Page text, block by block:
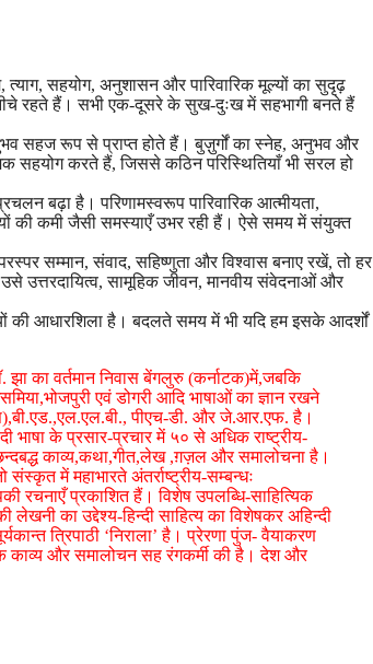
सहयोग, अनुशासन और पारिवारिक मूल्यों का सुदृढ़
नीचे रहते हैं। सभी एक-दूसरे के सुख-दुःख में सहभागी बनते हैं
सहज रूप से प्राप्त होते हैं। बुज़ुर्गों का स्नेह, अनुभव और
सहयोग करते हैं, जिससे कठिन परिस्थितियाँ भी सरल हो
बढ़ा है। परिणामस्वरूप पारिवारिक आत्मीयता,
की कमी जैसी समस्याएँ उभर रही हैं। ऐसे समय में संयुक्त
सम्मान, संवाद, सहिष्णुता और विश्वास बनाए रखें, तो हर
उत्तरदायित्व, सामूहिक जीवन, मानवीय संवेदनाओं और
की आधारशिला है। बदलते समय में भी यदि हम इसके आदर्शों
झा का वर्तमान निवास बेंगलुरु (कर्नाटक)में,जबकि
एवं डोगरी आदि भाषाओं का ज्ञान रखने
पीएच-डी. और जे.आर.एफ. है।
भाषा के प्रसार-प्रचार में ५० से अधिक राष्ट्रीय-
काव्य,कथा,गीत,लेख ,ग़ज़ल और समालोचना है।
में महाभारते अंतर्राष्ट्रीय-सम्बन्धः
रचनाएँ प्रकाशित हैं। विशेष उपलब्धि-साहित्यिक
का उद्देश्य-हिन्दी साहित्य का विशेषकर अहिन्दी
त्रिपाठी ‘निराला’ है। प्रेरणा पुंज- वैयाकरण
काव्य और समालोचन सह रंगकर्मी की है। देश और